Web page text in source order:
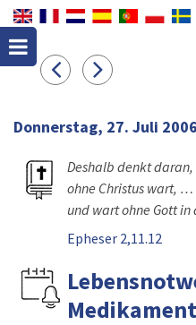
Donnerstag, 27. Juli 2006
Deshalb denkt
ohne Christus wart,
und wart ohne Gott in
Epheser 2,11.12